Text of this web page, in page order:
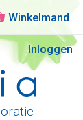
Inloggen